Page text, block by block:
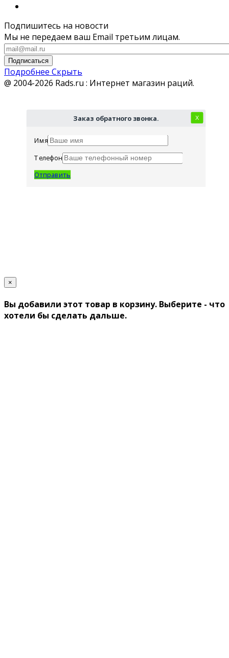
Подпишитесь на новости
Мы не передаем ваш Email третьим лицам.
Подписаться
Подробнее Скрыть
@ 2004-2026 Rads.ru : Интернет магазин раций.
Заказ обратного звонка.
Имя
Телефон
Отправить
Х
×
Вы добавили этот товар в корзину. Выберите - что
хотели бы сделать дальше.